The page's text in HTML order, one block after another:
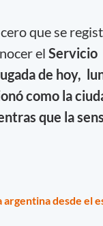
que se
el Servicio
de hoy,
como la
que la
argentina desde el